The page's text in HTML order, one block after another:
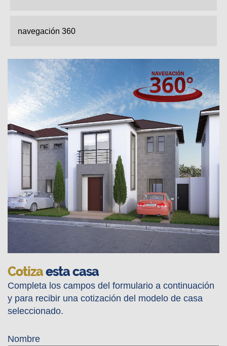
navegación 360
Cotizaesta casa
Completa los campos del formulario a continuación
y para recibir una cotización del modelo de casa
seleccionado.
Nombre